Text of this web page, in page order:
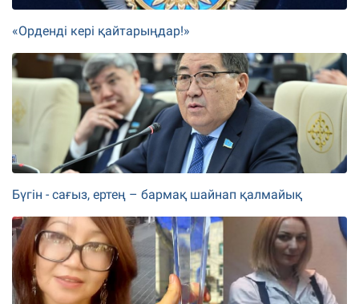
«Орденді кері қайтарыңдар!»
Бүгін - сағыз, ертең – бармақ шайнап қалмайық